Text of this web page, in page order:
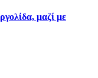
μαζί με